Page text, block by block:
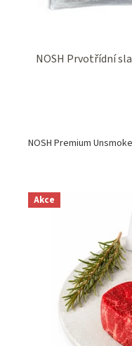
NOSH Prvotřídní
NOSH Premium
Akce